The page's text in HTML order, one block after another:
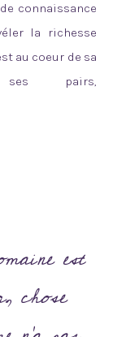
connaissance
la richesse
au coeur de sa
ses pairs,
est
chose